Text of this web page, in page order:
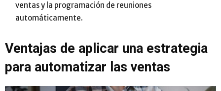
ventas y la programación de reuniones
automáticamente.
Ventajas de aplicar una estrategia
para automatizar las ventas